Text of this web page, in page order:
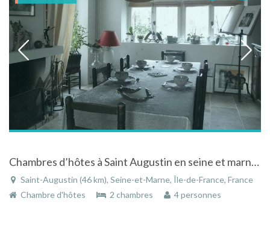
Chambres d’hôtes à Saint Augustin en seine et marne proche de DisneyLand Paris
Saint-Augustin (46 km), Seine-et-Marne, Île-de-France, France
Chambre d'hôtes
2 chambres 4 personnes